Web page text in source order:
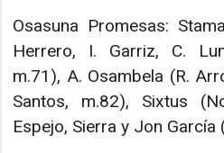
Osasuna Promesas:
Herrero, I. Garriz, C.
m.71), A. Osambela (R.
Santos, m.82), Sixtus
Espejo, Sierra y Jon García